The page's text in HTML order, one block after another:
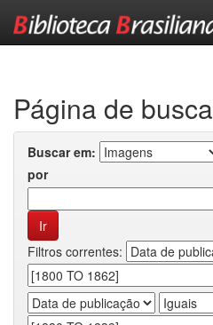
Página de busca
Buscar em:
por
Filtros correntes: